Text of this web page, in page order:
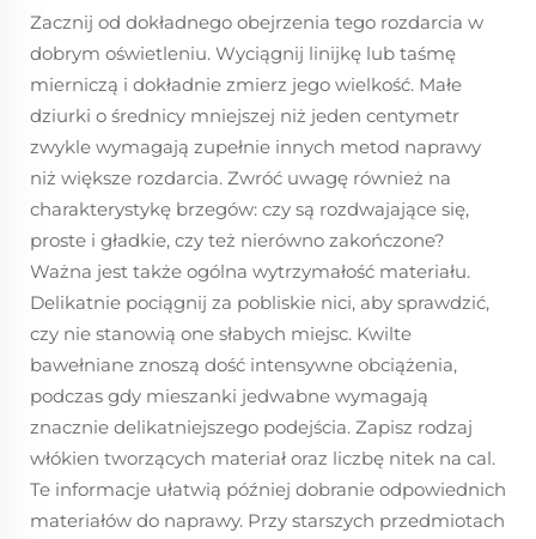
Zacznij od dokładnego obejrzenia tego rozdarcia w
dobrym oświetleniu. Wyciągnij linijkę lub taśmę
mierniczą i dokładnie zmierz jego wielkość. Małe
dziurki o średnicy mniejszej niż jeden centymetr
zwykle wymagają zupełnie innych metod naprawy
niż większe rozdarcia. Zwróć uwagę również na
charakterystykę brzegów: czy są rozdwajające się,
proste i gładkie, czy też nierówno zakończone?
Ważna jest także ogólna wytrzymałość materiału.
Delikatnie pociągnij za pobliskie nici, aby sprawdzić,
czy nie stanowią one słabych miejsc. Kwilte
bawełniane znoszą dość intensywne obciążenia,
podczas gdy mieszanki jedwabne wymagają
znacznie delikatniejszego podejścia. Zapisz rodzaj
włókien tworzących materiał oraz liczbę nitek na cal.
Te informacje ułatwią później dobranie odpowiednich
materiałów do naprawy. Przy starszych przedmiotach